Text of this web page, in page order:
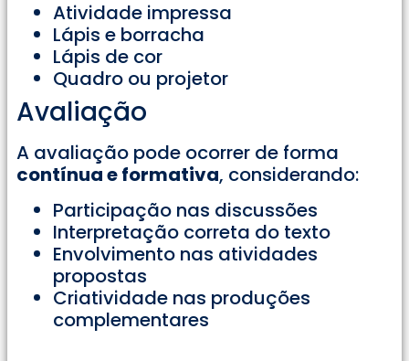
Atividade impressa
Lápis e borracha
Lápis de cor
Quadro ou projetor
Avaliação
A avaliação pode ocorrer de forma
contínua e formativa, considerando:
Participação nas discussões
Interpretação correta do texto
Envolvimento nas atividades
propostas
Criatividade nas produções
complementares